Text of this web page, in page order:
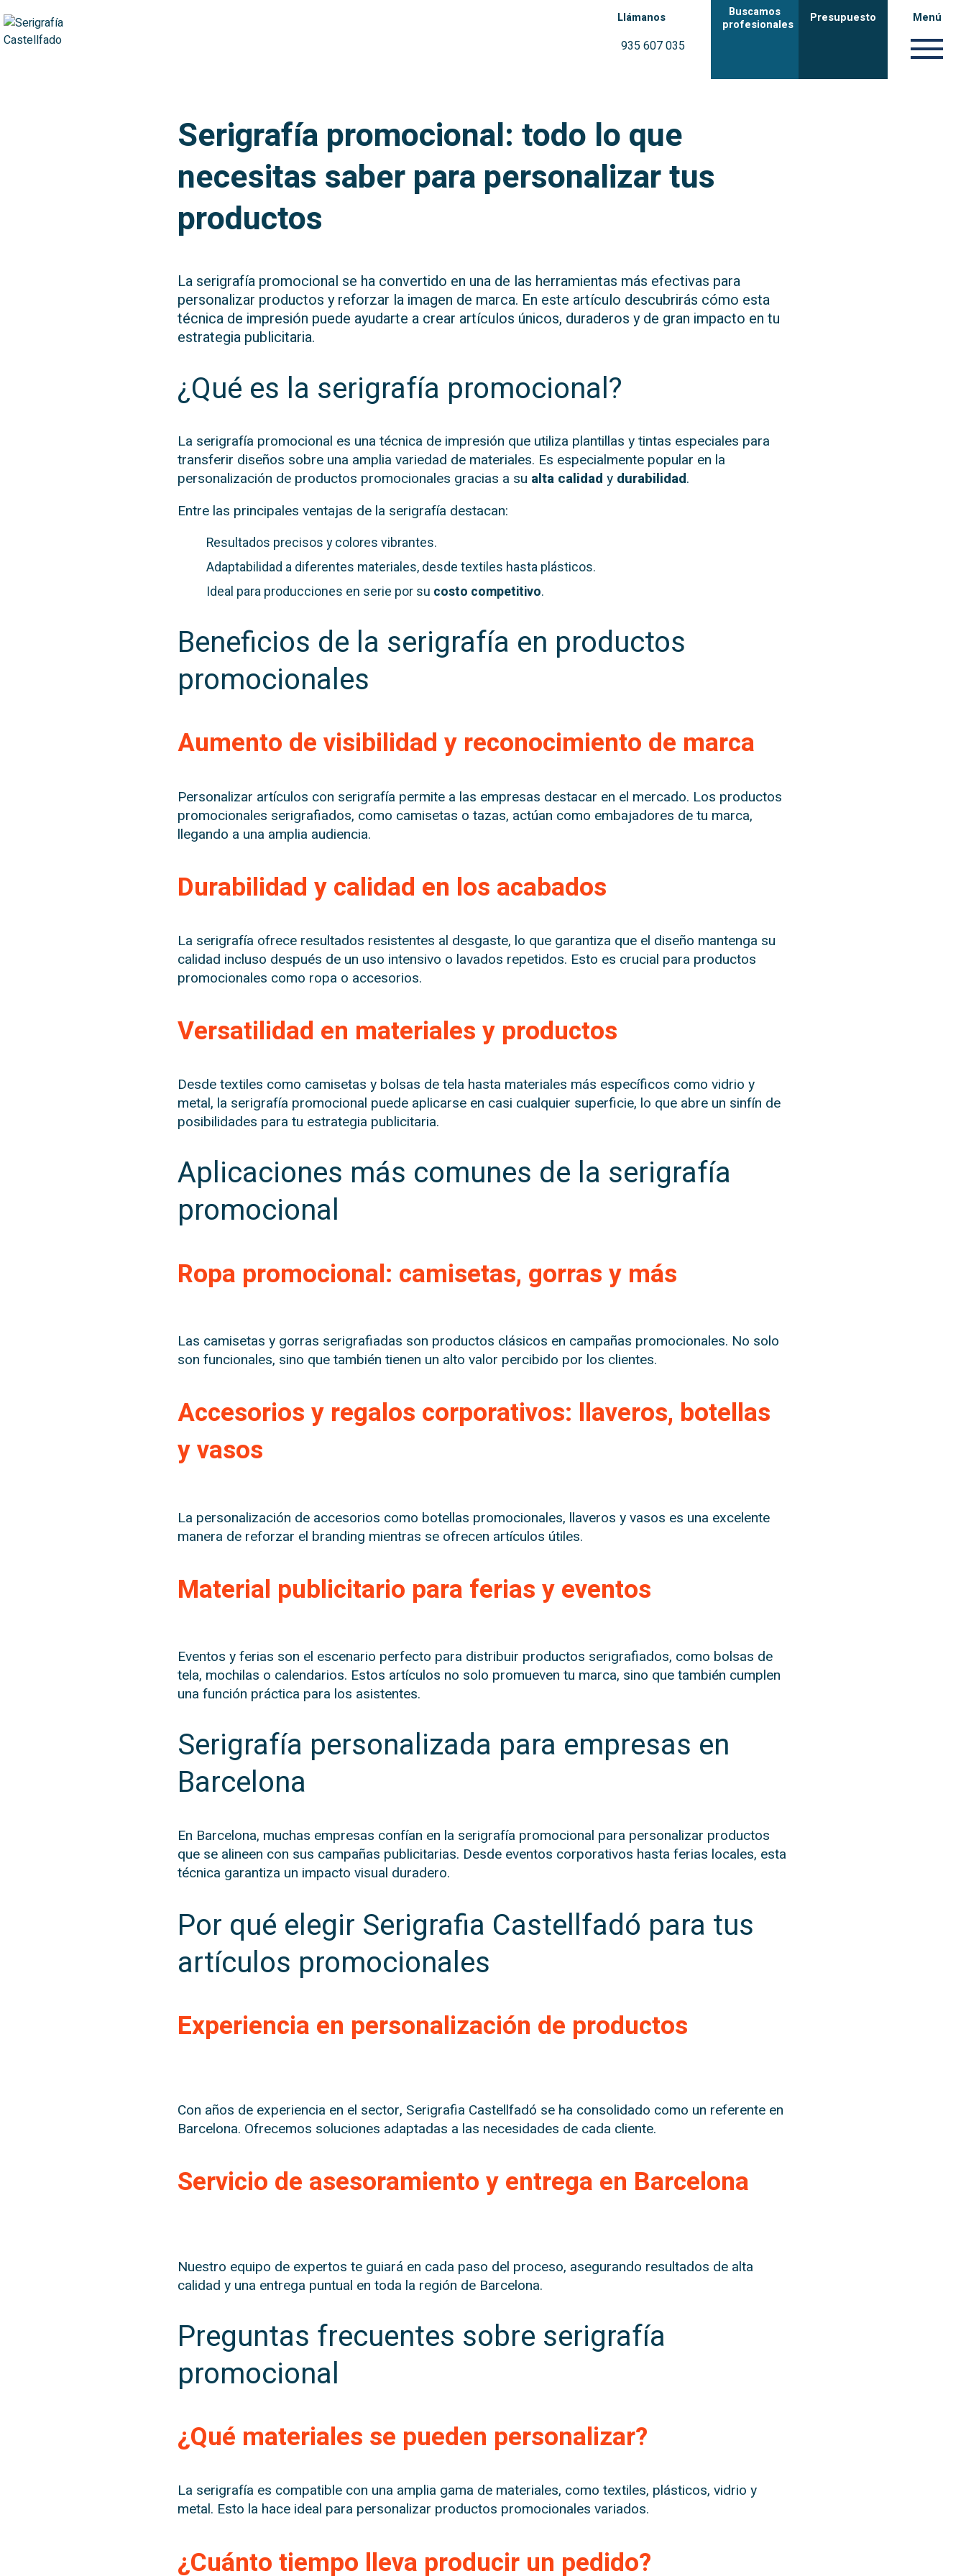
Llámanos
935 607 035
Buscamos
profesionales
Presupuesto Menú
Serigrafía promocional: todo lo que
necesitas saber para personalizar tus
productos
La serigrafía promocional se ha convertido en una de las herramientas más efectivas para
personalizar productos y reforzar la imagen de marca. En este artículo descubrirás cómo esta
técnica de impresión puede ayudarte a crear artículos únicos, duraderos y de gran impacto en tu
estrategia publicitaria.
¿Qué es la serigrafía promocional?
La serigrafía promocional es una técnica de impresión que utiliza plantillas y tintas especiales para
transferir diseños sobre una amplia variedad de materiales. Es especialmente popular en la
personalización de productos promocionales gracias a su alta calidad y durabilidad.
Entre las principales ventajas de la serigrafía destacan:
Resultados precisos y colores vibrantes.
Adaptabilidad a diferentes materiales, desde textiles hasta plásticos.
Ideal para producciones en serie por su costo competitivo.
Beneficios de la serigrafía en productos
promocionales
Aumento de visibilidad y reconocimiento de marca
Personalizar artículos con serigrafía permite a las empresas destacar en el mercado. Los productos
promocionales serigrafiados, como camisetas o tazas, actúan como embajadores de tu marca,
llegando a una amplia audiencia.
Durabilidad y calidad en los acabados
La serigrafía ofrece resultados resistentes al desgaste, lo que garantiza que el diseño mantenga su
calidad incluso después de un uso intensivo o lavados repetidos. Esto es crucial para productos
promocionales como ropa o accesorios.
Versatilidad en materiales y productos
Desde textiles como camisetas y bolsas de tela hasta materiales más específicos como vidrio y
metal, la serigrafía promocional puede aplicarse en casi cualquier superficie, lo que abre un sinfín de
posibilidades para tu estrategia publicitaria.
Aplicaciones más comunes de la serigrafía
promocional
Ropa promocional: camisetas, gorras y más
Las camisetas y gorras serigrafiadas son productos clásicos en campañas promocionales. No solo
son funcionales, sino que también tienen un alto valor percibido por los clientes.
Accesorios y regalos corporativos: llaveros, botellas
y vasos
La personalización de accesorios como botellas promocionales, llaveros y vasos es una excelente
manera de reforzar el branding mientras se ofrecen artículos útiles.
Material publicitario para ferias y eventos
Eventos y ferias son el escenario perfecto para distribuir productos serigrafiados, como bolsas de
tela, mochilas o calendarios. Estos artículos no solo promueven tu marca, sino que también cumplen
una función práctica para los asistentes.
Serigrafía personalizada para empresas en
Barcelona
En Barcelona, muchas empresas confían en la serigrafía promocional para personalizar productos
que se alineen con sus campañas publicitarias. Desde eventos corporativos hasta ferias locales, esta
técnica garantiza un impacto visual duradero.
Por qué elegir Serigrafia Castellfadó para tus
artículos promocionales
Experiencia en personalización de productos
Con años de experiencia en el sector, Serigrafia Castellfadó se ha consolidado como un referente en
Barcelona. Ofrecemos soluciones adaptadas a las necesidades de cada cliente.
Servicio de asesoramiento y entrega en Barcelona
Nuestro equipo de expertos te guiará en cada paso del proceso, asegurando resultados de alta
calidad y una entrega puntual en toda la región de Barcelona.
Preguntas frecuentes sobre serigrafía
promocional
¿Qué materiales se pueden personalizar?
La serigrafía es compatible con una amplia gama de materiales, como textiles, plásticos, vidrio y
metal. Esto la hace ideal para personalizar productos promocionales variados.
¿Cuánto tiempo lleva producir un pedido?